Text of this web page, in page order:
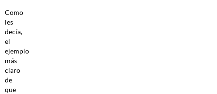
Como
les
decía,
el
ejemplo
más
claro
de
que